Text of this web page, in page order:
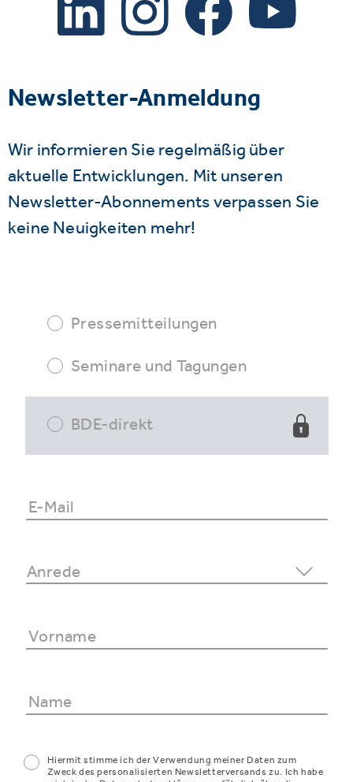
Newsletter-Anmeldung
Wir informieren Sie regelmäßig über
aktuelle Entwicklungen. Mit unseren
Newsletter-Abonnements verpassen Sie
keine Neuigkeiten mehr!
Pressemitteilungen
Seminare und Tagungen
BDE-direkt
Hiermit stimme ich der Verwendung meiner Daten zum
Zweck des personalisierten Newsletterversands zu. Ich habe